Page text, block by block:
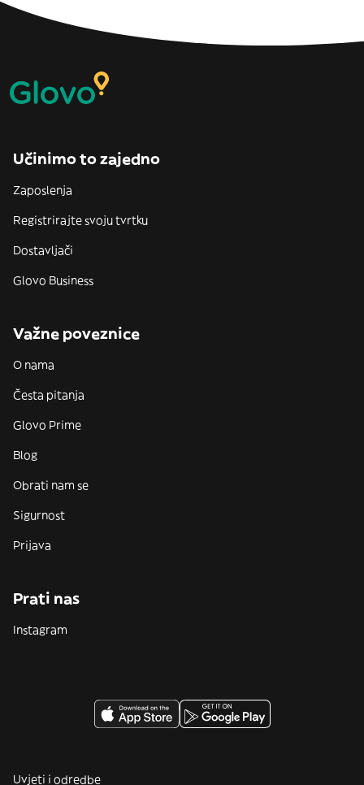
Učinimo to zajedno
Zaposlenja
Registrirajte svoju tvrtku
Dostavljači
Glovo Business
Važne poveznice
O nama
Česta pitanja
Glovo Prime
Blog
Obrati nam se
Sigurnost
Prijava
Prati nas
Instagram
Uvjeti i odredbe